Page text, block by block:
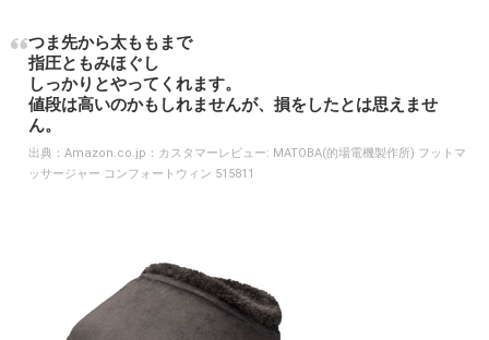
つま先から太ももまで
指圧ともみほぐし
しっかりとやってくれます。
値段は高いのかもしれませんが、損をしたとは思えませ
ん。
出典： Amazon.co.jp：カスタマーレビュー: MATOBA(的場電機製作所) フットマ
ッサージャー コンフォートウィン 515811